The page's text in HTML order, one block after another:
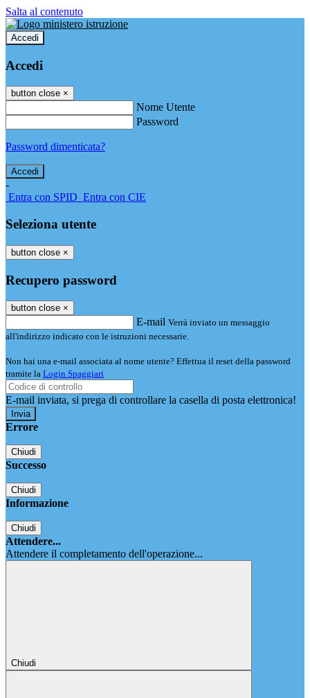
Salta al contenuto
Accedi
Accedi
button close ×
Nome Utente
Password
Password dimenticata?
-
Entra con SPID Entra con CIE
Seleziona utente
button close ×
Recupero password
button close ×
E-mail Verrà inviato un messaggio
all'indirizzo indicato con le istruzioni necessarie.
Non hai una e-mail associata al nome utente? Effettua il reset della password
tramite la Login Spaggiari
E-mail inviata, si prega di controllare la casella di posta elettronica!
Errore
Chiudi
Successo
Chiudi
Informazione
Chiudi
Attendere...
Attendere il completamento dell'operazione...
Chiudi